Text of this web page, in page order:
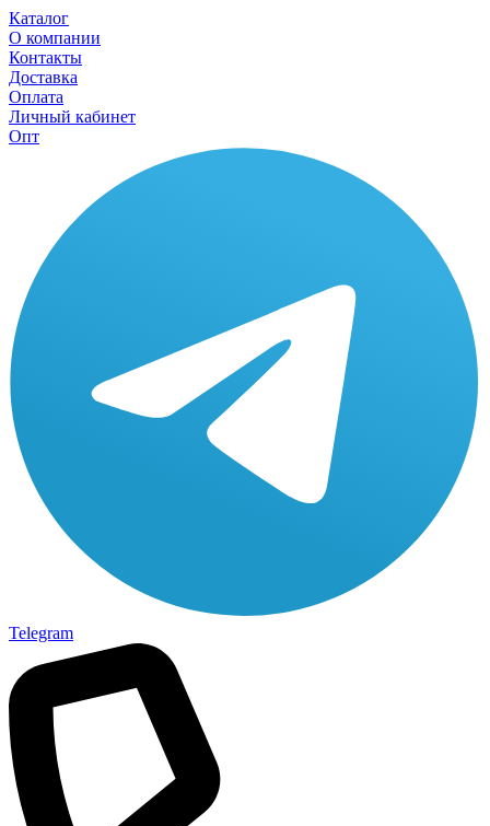
Каталог
О компании
Контакты
Доставка
Оплата
Личный кабинет
Опт
Telegram